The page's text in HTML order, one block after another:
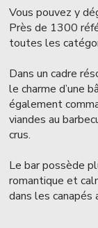
Vous pouvez y
Près de 1300
toutes les
Dans un cadre
le charme d’une
également
viandes au
crus.
Le bar possède
romantique et
dans les canapés